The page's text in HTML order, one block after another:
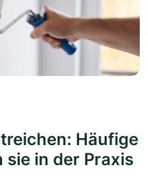
Häufige
sie in der Praxis